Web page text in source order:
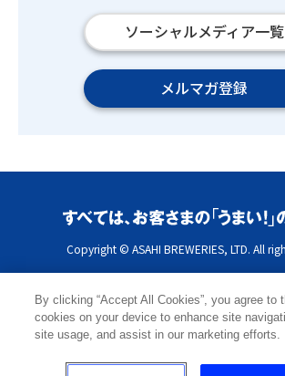
ソーシャルメディア一覧
メルマガ登録
Copyright © ASAHI BREWERIES, LTD. All
By clicking “Accept All Cookies”, you agree to
cookies on your device to enhance site
site usage, and assist in our marketing efforts.